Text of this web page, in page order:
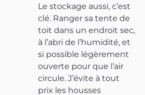
Le stockage aussi, c’est
clé. Ranger sa tente de
toit dans un endroit sec,
à l’abri de l’humidité, et
si possible légèrement
ouverte pour que l’air
circule. J’évite à tout
prix les housses